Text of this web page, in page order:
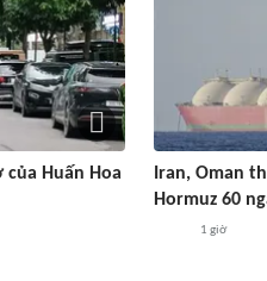
Huấn Hoa
Iran, Oman
Hormuz 60
1 giờ